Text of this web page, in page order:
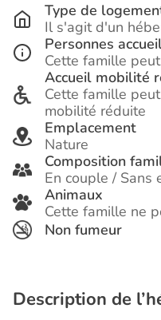
Type de
Il s'agit d'un
Personnes
Cette famille
Accueil mobilité
Cette famille
mobilité réduite
Emplacement
Nature
Composition
En couple / Sans
Animaux
Cette famille ne
Non fumeur
Description de